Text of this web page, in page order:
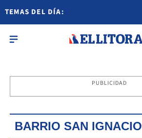
TEMAS DEL DÍA:
PUBLICIDAD
BARRIO SAN IGNACIO